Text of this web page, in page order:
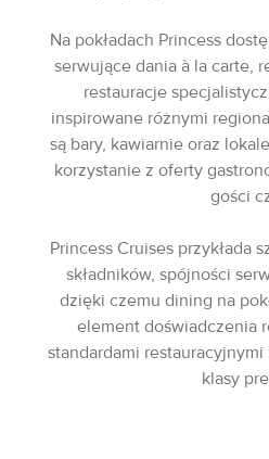
Na pokładach Princess
serwujące dania à la carte,
restauracje
inspirowane różnymi
są bary, kawiarnie oraz
korzystanie z oferty
gości
Princess Cruises przykłada
składników, spójności
dzięki czemu dining na
element doświadczenia
standardami
klasy